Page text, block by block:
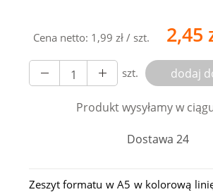
Cena netto: 1,99 zł / szt. 2,45
szt. dodaj
Produkt wysyłamy w
Dostawa 24
Zeszyt formatu w A5 w kolorową